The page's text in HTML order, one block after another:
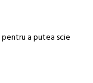
pentru a putea scie